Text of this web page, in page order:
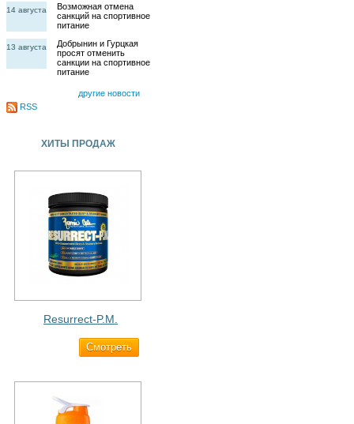
14 августа
Возможная отмена
санкций на спортивное
питание
13 августа
Добрынин и Гурцкая
просят отменить
санкции на спортивное
питание
другие новости
RSS
ХИТЫ ПРОДАЖ
Resurrect-P.M.
Cмотреть